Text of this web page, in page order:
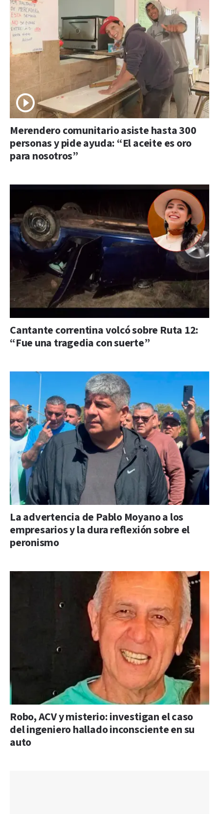
Merendero comunitario asiste hasta 300
personas y pide ayuda: “El aceite es oro
para nosotros”
Cantante correntina volcó sobre Ruta 12:
“Fue una tragedia con suerte”
La advertencia de Pablo Moyano a los
empresarios y la dura reflexión sobre el
peronismo
Robo, ACV y misterio: investigan el caso
del ingeniero hallado inconsciente en su
auto